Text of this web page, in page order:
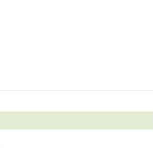
窮，卻性感（Wir sind zwar arm, aber
界第一座設計之都，就是柏林。目前世界
活躍、最有價值的跳蚤市場；最奔放、最
前往定居、開設公司。2000 年至 2010